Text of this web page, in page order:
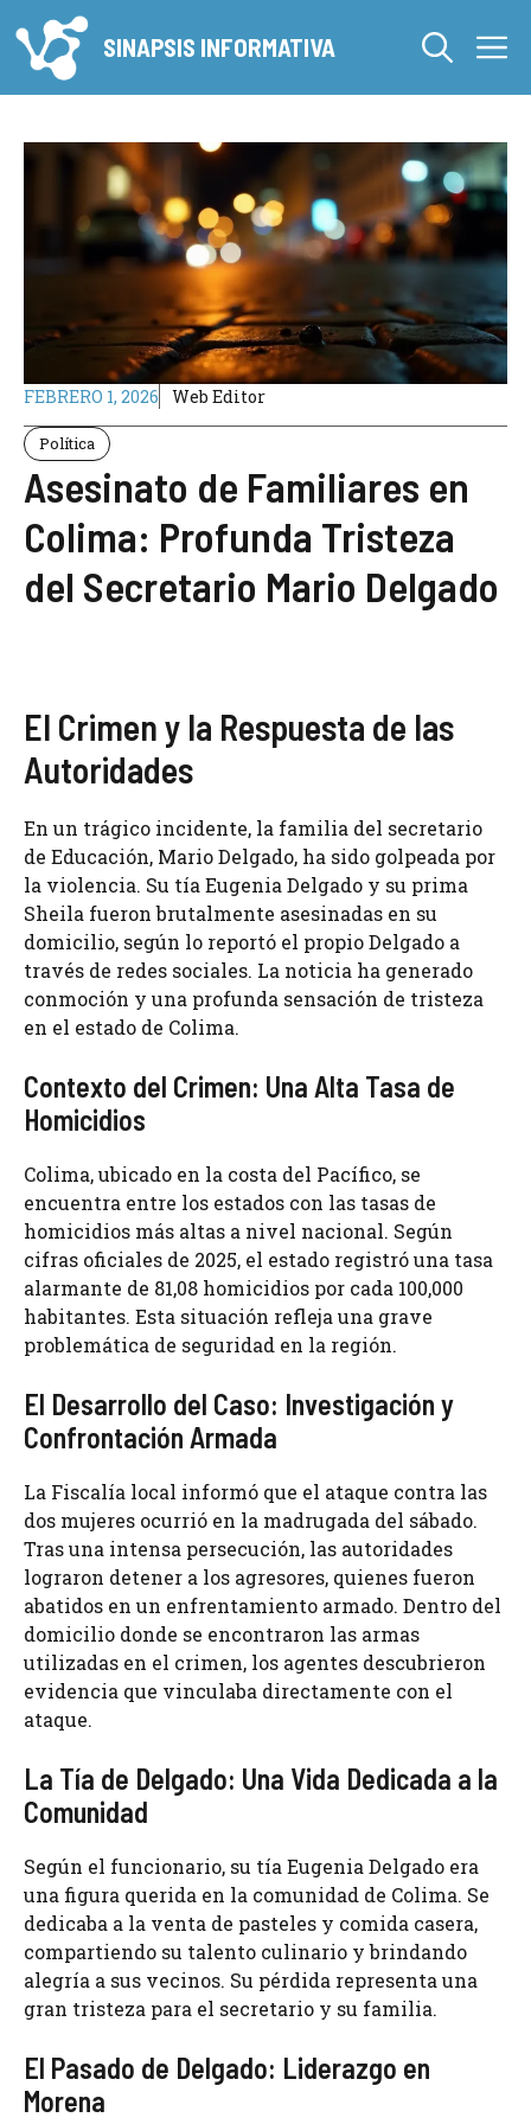
al
contenido
SINAPSIS INFORMATIVA
FEBRERO 1, 2026 Web Editor
Política
Asesinato de Familiares en
Colima: Profunda Tristeza
del Secretario Mario Delgado
El Crimen y la Respuesta de las
Autoridades
En un trágico incidente, la familia del secretario
de Educación, Mario Delgado, ha sido golpeada por
la violencia. Su tía Eugenia Delgado y su prima
Sheila fueron brutalmente asesinadas en su
domicilio, según lo reportó el propio Delgado a
través de redes sociales. La noticia ha generado
conmoción y una profunda sensación de tristeza
en el estado de Colima.
Contexto del Crimen: Una Alta Tasa de
Homicidios
Colima, ubicado en la costa del Pacífico, se
encuentra entre los estados con las tasas de
homicidios más altas a nivel nacional. Según
cifras oficiales de 2025, el estado registró una tasa
alarmante de 81,08 homicidios por cada 100,000
habitantes. Esta situación refleja una grave
problemática de seguridad en la región.
El Desarrollo del Caso: Investigación y
Confrontación Armada
La Fiscalía local informó que el ataque contra las
dos mujeres ocurrió en la madrugada del sábado.
Tras una intensa persecución, las autoridades
lograron detener a los agresores, quienes fueron
abatidos en un enfrentamiento armado. Dentro del
domicilio donde se encontraron las armas
utilizadas en el crimen, los agentes descubrieron
evidencia que vinculaba directamente con el
ataque.
La Tía de Delgado: Una Vida Dedicada a la
Comunidad
Según el funcionario, su tía Eugenia Delgado era
una figura querida en la comunidad de Colima. Se
dedicaba a la venta de pasteles y comida casera,
compartiendo su talento culinario y brindando
alegría a sus vecinos. Su pérdida representa una
gran tristeza para el secretario y su familia.
El Pasado de Delgado: Liderazgo en
Morena